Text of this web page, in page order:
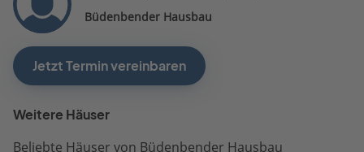
Büdenbender Hausbau
Jetzt Termin vereinbaren
Weitere Häuser
Beliebte Häuser von Büdenbender Hausbau